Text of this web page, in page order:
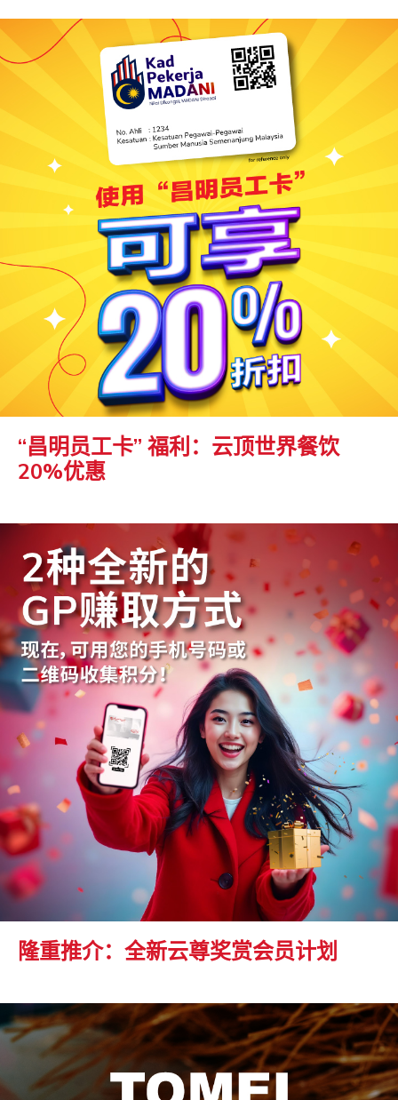
“昌明员工卡” 福利：云顶世界餐饮
20%优惠
隆重推介：全新云尊奖赏会员计划